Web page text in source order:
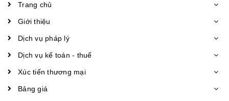
Trang chủ
Giới thiệu
Dịch vụ pháp lý
Dịch vụ kế toán - thuế
Xúc tiến thương mại
Bảng giá